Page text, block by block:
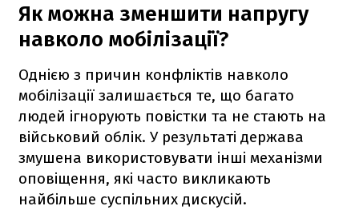
Як можна зменшити напругу
навколо мобілізації?
Однією з причин конфліктів навколо
мобілізації залишається те, що багато
людей ігнорують повістки та не стають на
військовий облік. У результаті держава
змушена використовувати інші механізми
оповіщення, які часто викликають
найбільше суспільних дискусій.